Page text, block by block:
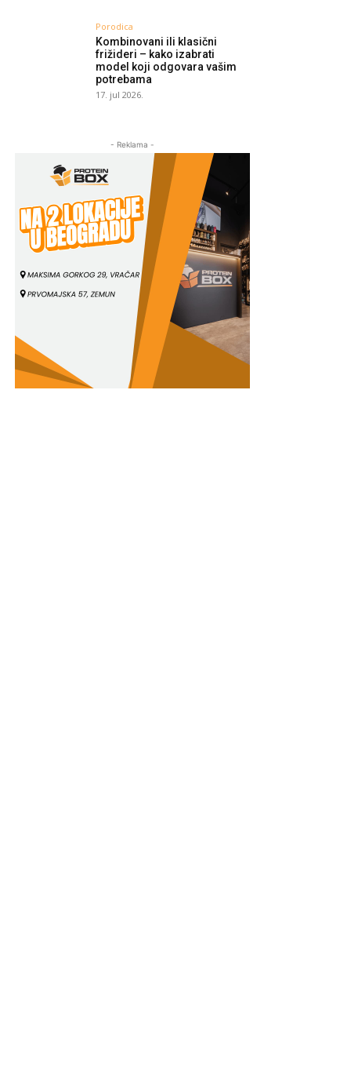
Porodica
Kombinovani ili klasični
frižideri – kako izabrati
model koji odgovara vašim
potrebama
17. jul 2026.
- Reklama -